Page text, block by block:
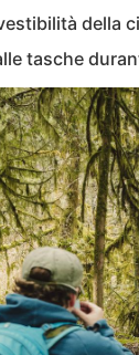
della
tasche